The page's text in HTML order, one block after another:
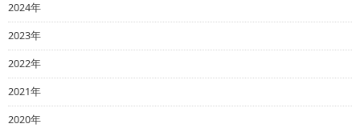
2024年
2023年
2022年
2021年
2020年